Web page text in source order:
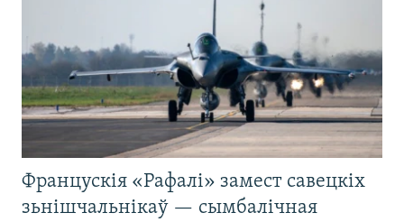
Францускія «Рафалі» замест савецкіх
зьнішчальнікаў — сымбалічная